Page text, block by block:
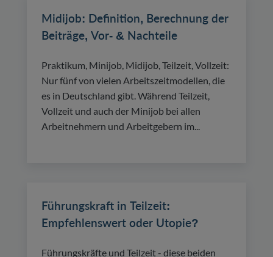
Midijob: Definition, Berechnung der
Beiträge, Vor- & Nachteile
Praktikum, Minijob, Midijob, Teilzeit, Vollzeit:
Nur fünf von vielen Arbeitszeitmodellen, die
es in Deutschland gibt. Während Teilzeit,
Vollzeit und auch der Minijob bei allen
Arbeitnehmern und Arbeitgebern im...
Führungskraft in Teilzeit:
Empfehlenswert oder Utopie?
Führungskräfte und Teilzeit - diese beiden